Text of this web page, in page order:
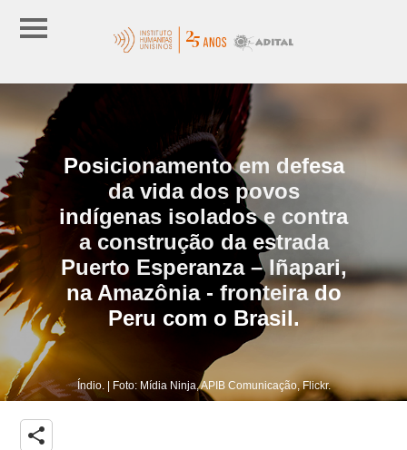
Posicionamento em defesa
da vida dos povos
indígenas isolados e contra
a construção da estrada
Puerto Esperanza – Iñapari,
na Amazônia - fronteira do
Peru com o Brasil.
Índio. | Foto: Mídia Ninja, APIB Comunicação, Flickr.
share